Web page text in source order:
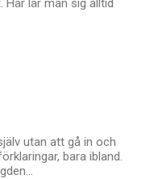
Här lär man sig alltid
utan att gå in och
bara ibland.